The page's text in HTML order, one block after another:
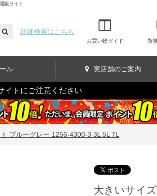
販サイト
詳細検索はこちら
お買い物ガイド 新
ル 実店舗のご案内
イトにご注意ください
ブルーグレー 1256-4300-3 3L 5L 7L
大きいサイ